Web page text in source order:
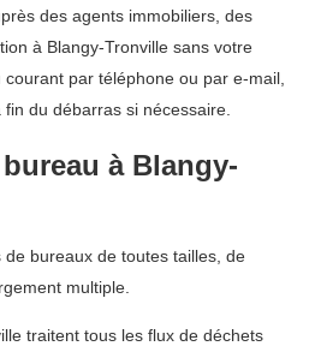
des agents immobiliers, des
à Blangy-Tronville sans votre
par téléphone ou par e-mail,
du débarras si nécessaire.
à Blangy-
bureaux de toutes tailles, de
multiple.
traitent tous les flux de déchets